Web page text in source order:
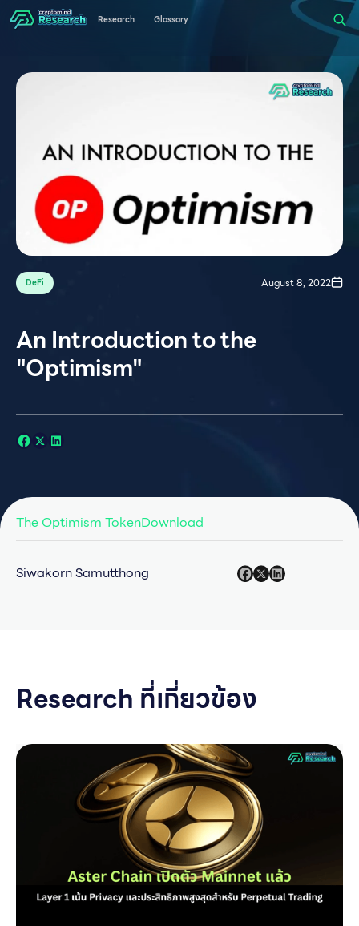
Research Glossary
DeFi August 8, 2022
An Introduction to the
"Optimism"
The Optimism TokenDownload
Siwakorn Samutthong
Research ที่เกี่ยวข้อง